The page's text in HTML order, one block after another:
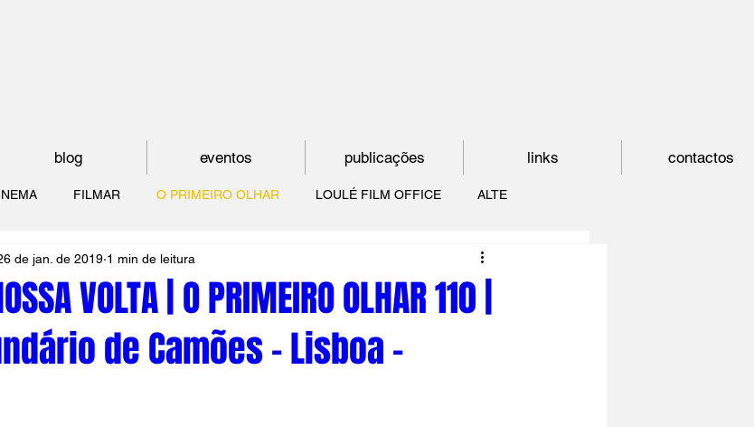
FILMAR O PRIMEIRO OLHAR LOULÉ FILM OFFICE ALTE
O MUNDO À NOSSA VOLTA
POR DENTRO CRESCER COM O CINEMA NO PAÍS DO CINEMA
VOLTA | O PRIMEIRO OLHAR 110 |
de Camões - Lisboa -
de jan. de 2019 1 min de leitura
blog eventos publicações links contactos